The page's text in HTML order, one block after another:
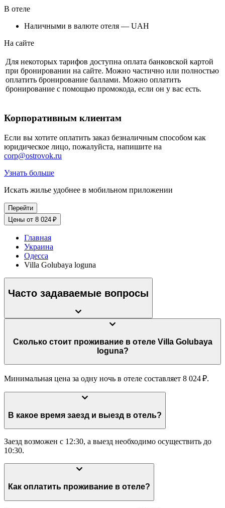
В отеле
Наличными в валюте отеля — UAH
На сайте
Для некоторых тарифов доступна оплата банковской картой
при бронировании на сайте. Можно частично или полностью
оплатить бронирование баллами. Можно оплатить
бронирование с помощью промокода, если он у вас есть.
Корпоративным клиентам
Если вы хотите оплатить заказ безналичным способом как
юридическое лицо, пожалуйста, напишите на
corp@ostrovok.ru
Узнать больше
Искать жилье удобнее в мобильном приложении
Перейти
Цены от 8 024 ₽
Главная
Украина
Одесса
Villa Golubaya loguna
Часто задаваемые вопросы
Сколько стоит проживание в отеле Villa Golubaya
loguna?
Минимальная цена за одну ночь в отеле составляет 8 024 ₽.
В какое время заезд и выезд в отель?
Заезд возможен с 12:30, а выезд необходимо осуществить до
10:30.
Как оплатить проживание в отеле?